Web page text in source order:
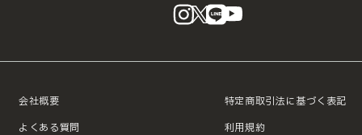
instagram
X LINE
会社概要
よくある質問
特定商取引法に基づく表記
利用規約